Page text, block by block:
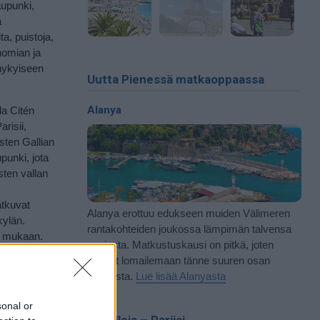
or
Uutta Pienessä matkaoppaassa
Alanya
Alanya erottuu edukseen muiden Välimeren
rantakohteiden joukossa lämpimän talvensa
ansiosta. Matkustuskausi on pitkä, joten
pääset lomailemaan tänne suuren osan
vuodesta. Lue lisää Alanyasta
puistoja,
ja
Citén
Gallian
jota
vallan